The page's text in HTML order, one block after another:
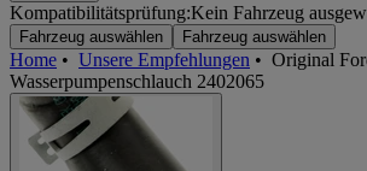
Kompatibilitätsprüfung:Kein Fahrzeug
Fahrzeug auswählen Fahrzeug auswählen
Home • Unsere Empfehlungen • Original
Wasserpumpenschlauch 2402065